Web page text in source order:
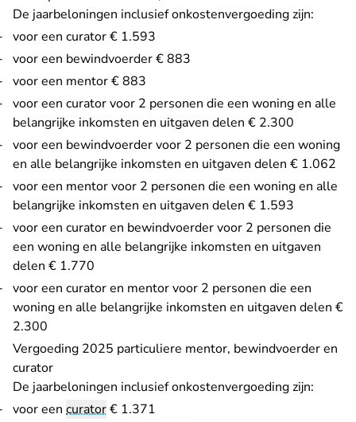
De jaarbeloningen inclusief onkostenvergoeding zijn:
voor een curator € 1.593
voor een bewindvoerder € 883
voor een mentor € 883
voor een curator voor 2 personen die een woning en alle
belangrijke inkomsten en uitgaven delen € 2.300
voor een bewindvoerder voor 2 personen die een woning
en alle belangrijke inkomsten en uitgaven delen € 1.062
voor een mentor voor 2 personen die een woning en alle
belangrijke inkomsten en uitgaven delen € 1.593
voor een curator en bewindvoerder voor 2 personen die
een woning en alle belangrijke inkomsten en uitgaven
delen € 1.770
voor een curator en mentor voor 2 personen die een
woning en alle belangrijke inkomsten en uitgaven delen €
2.300
Vergoeding 2025 particuliere mentor, bewindvoerder en
curator
De jaarbeloningen inclusief onkostenvergoeding zijn:
voor een curator€ 1.371